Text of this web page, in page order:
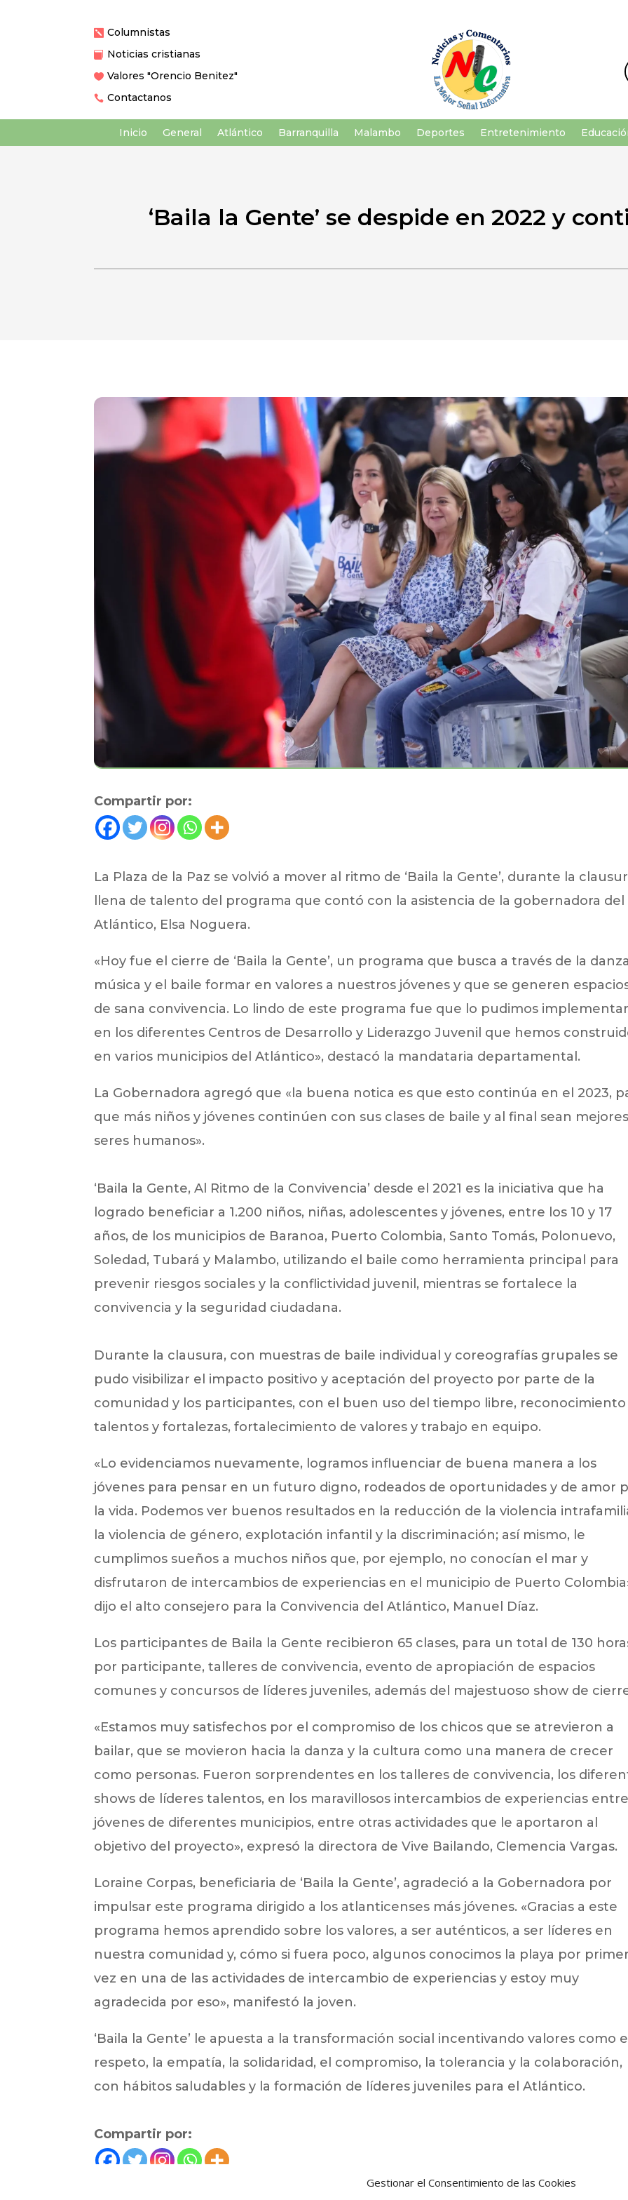
Gestionar el Consentimiento de las Cookies
 Columnistas
 Noticias cristianas
 Valores "Orencio Benitez"
 Contactanos
Inicio General Atlántico Barranquilla Malambo Deportes Entretenimiento
‘Baila la Gente’ se despide en 2022 y
Compartir por:
La Plaza de la Paz se volvió a mover al ritmo de ‘Baila la Gente’, durante la
llena de talento del programa que contó con la asistencia de la gobernadora del
Atlántico, Elsa Noguera.
«Hoy fue el cierre de ‘Baila la Gente’, un programa que busca a través de la
música y el baile formar en valores a nuestros jóvenes y que se generen
de sana convivencia. Lo lindo de este programa fue que lo pudimos
en los diferentes Centros de Desarrollo y Liderazgo Juvenil que hemos
en varios municipios del Atlántico», destacó la mandataria departamental.
La Gobernadora agregó que «la buena notica es que esto continúa en el 2023,
que más niños y jóvenes continúen con sus clases de baile y al final sean
seres humanos».
‘Baila la Gente, Al Ritmo de la Convivencia’ desde el 2021 es la iniciativa que ha
logrado beneficiar a 1.200 niños, niñas, adolescentes y jóvenes, entre los 10 y 17
años, de los municipios de Baranoa, Puerto Colombia, Santo Tomás, Polonuevo,
Soledad, Tubará y Malambo, utilizando el baile como herramienta principal para
prevenir riesgos sociales y la conflictividad juvenil, mientras se fortalece la
convivencia y la seguridad ciudadana.
Durante la clausura, con muestras de baile individual y coreografías grupales se
pudo visibilizar el impacto positivo y aceptación del proyecto por parte de la
comunidad y los participantes, con el buen uso del tiempo libre,
talentos y fortalezas, fortalecimiento de valores y trabajo en equipo.
«Lo evidenciamos nuevamente, logramos influenciar de buena manera a los
jóvenes para pensar en un futuro digno, rodeados de oportunidades y de amor
la vida. Podemos ver buenos resultados en la reducción de la violencia
la violencia de género, explotación infantil y la discriminación; así mismo, le
cumplimos sueños a muchos niños que, por ejemplo, no conocían el mar y
disfrutaron de intercambios de experiencias en el municipio de Puerto
dijo el alto consejero para la Convivencia del Atlántico, Manuel Díaz.
Los participantes de Baila la Gente recibieron 65 clases, para un total de 130
por participante, talleres de convivencia, evento de apropiación de espacios
comunes y concursos de líderes juveniles, además del majestuoso show de
«Estamos muy satisfechos por el compromiso de los chicos que se atrevieron a
bailar, que se movieron hacia la danza y la cultura como una manera de crecer
como personas. Fueron sorprendentes en los talleres de convivencia, los
shows de líderes talentos, en los maravillosos intercambios de experiencias
jóvenes de diferentes municipios, entre otras actividades que le aportaron al
objetivo del proyecto», expresó la directora de Vive Bailando, Clemencia Vargas.
Loraine Corpas, beneficiaria de ‘Baila la Gente’, agradeció a la Gobernadora por
impulsar este programa dirigido a los atlanticenses más jóvenes. «Gracias a este
programa hemos aprendido sobre los valores, a ser auténticos, a ser líderes en
nuestra comunidad y, cómo si fuera poco, algunos conocimos la playa por
vez en una de las actividades de intercambio de experiencias y estoy muy
agradecida por eso», manifestó la joven.
‘Baila la Gente’ le apuesta a la transformación social incentivando valores como
respeto, la empatía, la solidaridad, el compromiso, la tolerancia y la colaboración,
con hábitos saludables y la formación de líderes juveniles para el Atlántico.
Compartir por: